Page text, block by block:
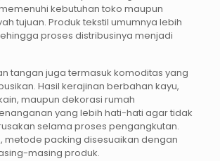
kebutuhan toko maupun
tujuan. Produk tekstil umumnya lebih
proses distribusinya menjadi
tangan juga termasuk komoditas yang
Hasil kerajinan berbahan kayu,
maupun dekorasi rumah
yang lebih hati-hati agar tidak
selama proses pengangkutan.
metode packing disesuaikan dengan
masing produk.